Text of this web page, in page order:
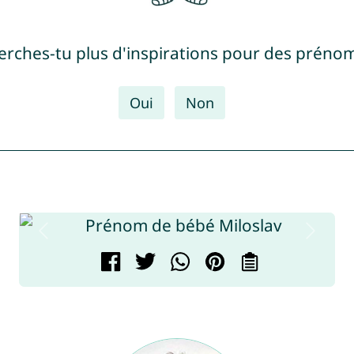
tu plus d'inspirations pour des
Oui Non